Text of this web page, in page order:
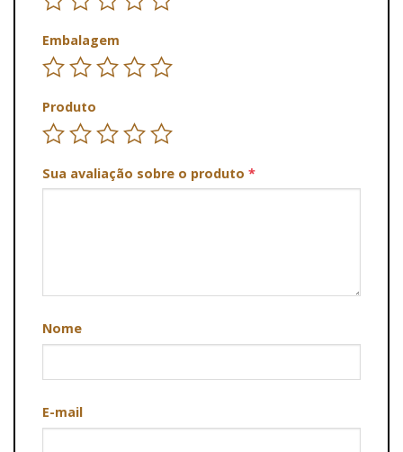
Embalagem
Produto
Sua avaliação sobre o produto *
Nome
E-mail